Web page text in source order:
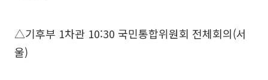
△기후부 1차관 10:30 국민통합위원회 전체회의(서
울)